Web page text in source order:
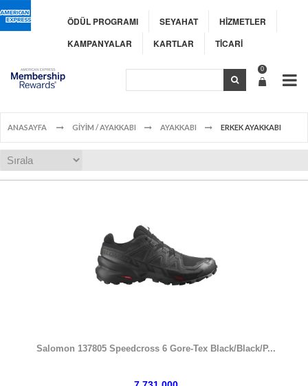
ÖDÜL PROGRAMI SEYAHAT
HİZMETLER
KAMPANYALAR
KARTLAR TİCARİ
0
ANASAYFA GİYİM / AYAKKABI AYAKKABI ERKEK AYAKKABI
Salomon 137805 Speedcross 6 Gore-Tex Black/Black/P...